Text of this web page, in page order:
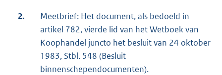
2.
Meetbrief: Het document, als bedoeld in
artikel 782, vierde lid van het Wetboek van
Koophandel juncto het besluit van 24 oktober
1983, Stbl. 548 (Besluit
binnenschependocumenten).